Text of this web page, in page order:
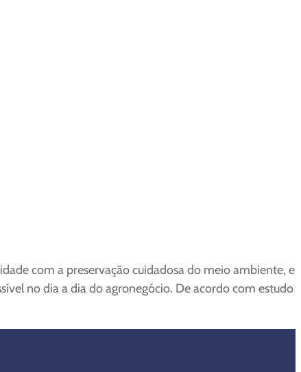
com a preservação cuidadosa do meio ambiente, e
no dia a dia do agronegócio. De acordo com estudo